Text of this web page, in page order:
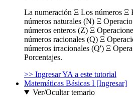
La numeración Ξ Los números Ξ
números naturales (N) Ξ
números enteros (Z) Ξ
números racionales (Q) Ξ
números irracionales (Q') Ξ
Porcentajes.
>> Ingresar YA a este tutorial
Matemáticas Básicas I [Ingresar]
Ver/Ocultar temario